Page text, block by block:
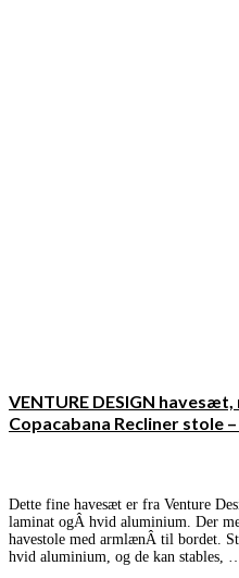
VENTURE DESIGN
Copacabana Recliner stole
Dette fine havesæt er fra Venture
laminat ogÂ hvid aluminium. Der
havestole med armlænÂ til bordet.
hvid aluminium, og de kan stables, …